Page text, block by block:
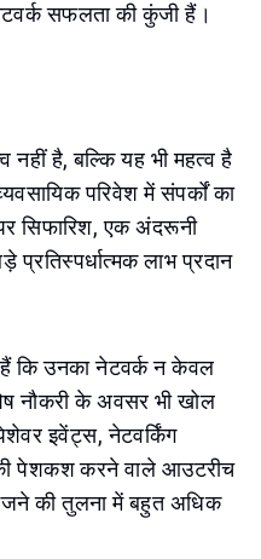
सफलता की कुंजी हैं।
है, बल्कि यह भी महत्व है
परिवेश में संपर्कों का
सिफारिश, एक अंदरूनी
प्रतिस्पर्धात्मक लाभ प्रदान
कि उनका नेटवर्क न केवल
नौकरी के अवसर भी खोल
इवेंट्स, नेटवर्किंग
की पेशकश करने वाले आउटरीच
की तुलना में बहुत अधिक